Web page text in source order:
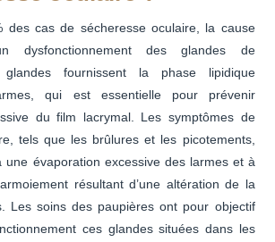
des cas de sécheresse oculaire, la cause
dysfonctionnement des glandes de
glandes fournissent la phase lipidique
qui est essentielle pour prévenir
du film lacrymal. Les symptômes de
tels que les brûlures et les picotements,
une évaporation excessive des larmes et à
résultant d’une altération de la
Les soins des paupières ont pour objectif
ces glandes situées dans les